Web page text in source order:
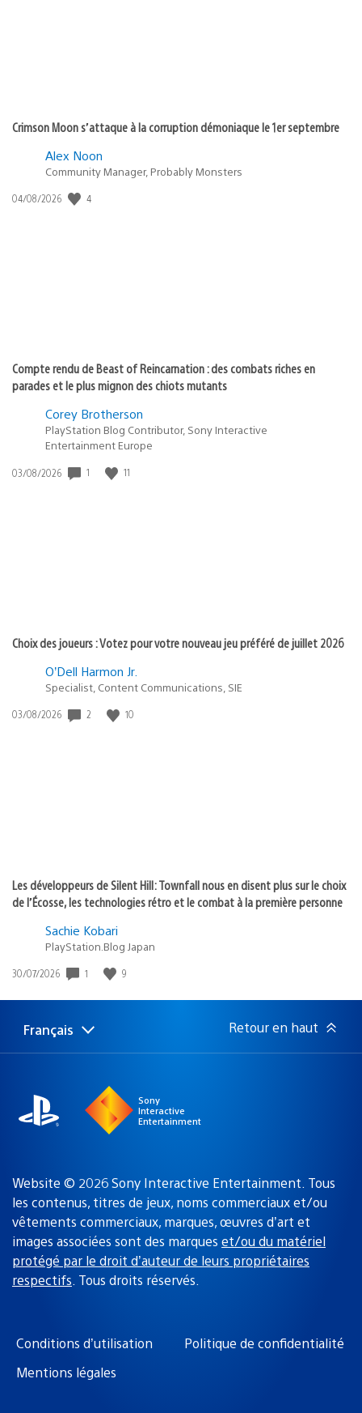
Crimson Moon s’attaque à la corruption démoniaque le 1er septembre
Alex Noon
Community Manager, Probably Monsters
Date
04/08/2026 4
Compte rendu de Beast of Reincarnation : des combats riches en
parades et le plus mignon des chiots mutants
Corey Brotherson
PlayStation Blog Contributor, Sony Interactive
Entertainment Europe
Date
03/08/2026 1 11
Choix des joueurs : Votez pour votre nouveau jeu préféré de juillet 2026
O’Dell Harmon Jr.
Specialist, Content Communications, SIE
Date
03/08/2026 2 10
Les développeurs de Silent Hill: Townfall nous en disent plus sur le choix
de l’Écosse, les technologies rétro et le combat à la première personne
Sachie Kobari
PlayStation.Blog Japan
Date
publication
30/07/2026 1 9
Choisir
une
Région
actuelle
Français Retour en haut
Sony
Interactive
Entertainment
Website © 2026 Sony Interactive Entertainment. Tous
les contenus, titres de jeux, noms commerciaux et/ou
vêtements commerciaux, marques, œuvres d’art et
images associées sont des marques et/ou du matériel
protégé par le droit d’auteur de leurs propriétaires
respectifs. Tous droits réservés.
Conditions d’utilisation
Politique de confidentialité
Mentions légales